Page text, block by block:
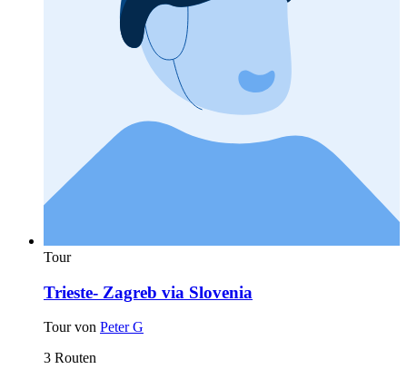
Tour
Trieste- Zagreb via Slovenia
Tour von Peter G
3 Routen